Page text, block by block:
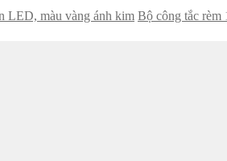
LED, màu vàng ánh kim Bộ công tắc rèm